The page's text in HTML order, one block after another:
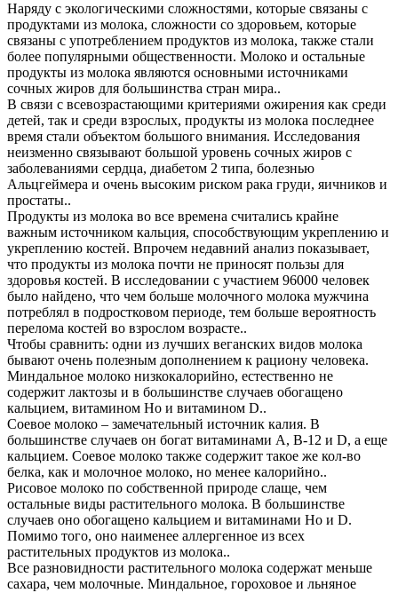
Наряду с экологическими сложностями, которые связаны с
продуктами из молока, сложности со здоровьем, которые
связаны с употреблением продуктов из молока, также стали
более популярными общественности. Молоко и остальные
продукты из молока являются основными источниками
сочных жиров для большинства стран мира..
В связи с всевозрастающими критериями ожирения как среди
детей, так и среди взрослых, продукты из молока последнее
время стали объектом большого внимания. Исследования
неизменно связывают большой уровень сочных жиров с
заболеваниями сердца, диабетом 2 типа, болезнью
Альцгеймера и очень высоким риском рака груди, яичников и
простаты..
Продукты из молока во все времена считались крайне
важным источником кальция, способствующим укреплению и
укреплению костей. Впрочем недавний анализ показывает,
что продукты из молока почти не приносят пользы для
здоровья костей. В исследовании с участием 96000 человек
было найдено, что чем больше молочного молока мужчина
потреблял в подростковом периоде, тем больше вероятность
перелома костей во взрослом возрасте..
Чтобы сравнить: одни из лучших веганских видов молока
бывают очень полезным дополнением к рациону человека.
Миндальное молоко низкокалорийно, естественно не
содержит лактозы и в большинстве случаев обогащено
кальцием, витамином Но и витамином D..
Соевое молоко – замечательный источник калия. В
большинстве случаев он богат витаминами A, B-12 и D, а еще
кальцием. Соевое молоко также содержит такое же кол-во
белка, как и молочное молоко, но менее калорийно..
Рисовое молоко по собственной природе слаще, чем
остальные виды растительного молока. В большинстве
случаев оно обогащено кальцием и витаминами Но и D.
Помимо того, оно наименее аллергенное из всех
растительных продуктов из молока..
Все разновидности растительного молока содержат меньше
сахара, чем молочные. Миндальное, гороховое и льняное